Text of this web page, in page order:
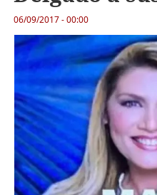
06/09/2017 - 00:00